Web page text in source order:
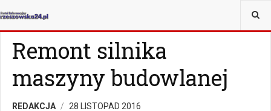
JESTEŚ TUTAJ:
Remont silnika
maszyny budowlanej
REDAKCJA 28 LISTOPAD 2016